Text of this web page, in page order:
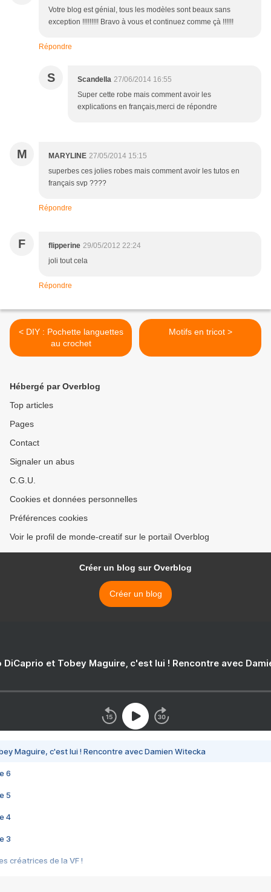
Votre blog est génial, tous les modèles sont beaux sans
exception !!!!!!!!! Bravo à vous et continuez comme çà !!!!!!
Répondre
S Scandella 27/06/2014 16:55
Super cette robe mais comment avoir les
explications en français,merci de répondre
M MARYLINE 27/05/2014 15:15
superbes ces jolies robes mais comment avoir les tutos en
français svp ????
Répondre
F flipperine 29/05/2012 22:24
joli tout cela
Répondre
< DIY : Pochette languettes
au crochet
Motifs en tricot >
Hébergé par Overblog
Top articles
Pages
Contact
Signaler un abus
C.G.U.
Cookies et données personnelles
Préférences cookies
Voir le profil de monde-creatif sur le portail Overblog
Créer un blog sur Overblog
Créer un blog
DiCaprio et Tobey Maguire, c'est lui ! Rencontre avec
Maguire, c'est lui ! Rencontre avec Damien Witecka
6
5
4
3
créatrices de la VF !